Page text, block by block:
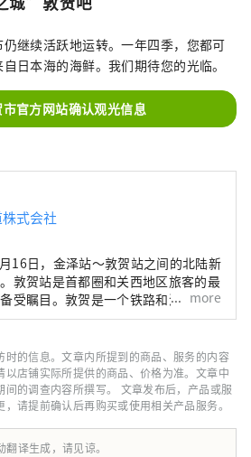
继续活跃地运转。一年四季，您都可
日本海的海鲜。我们期待您的光临。
官方网站确认观光信息
式会社
16日，金泽站～敦贺站之间的北陆新
敦贺站是首都圈和关西地区旅客的最
受瞩目。敦贺是一个铁路和港口城
是在日本海一侧第一个有铁路运行的
罗棋布，山侧的日本遗产旧北陆线隧
通后，“欧洲国际联络列车”开通了
的列车，敦贺港已发展成为日本的主
。日本海一侧的国际港口，我们将继
巴士和旅游计划，例如敦贺港线沿海
新观光路线。为什么不踏上一段超乎
more
的信息。文章内所提到的商品、服务的内容
以店铺实际所提供的商品、价格为准。文章中
间的调查内容所撰写。 文章发布后，产品或服
请提前确认后再购买或使用相关产品服务。
译生成，请见谅。